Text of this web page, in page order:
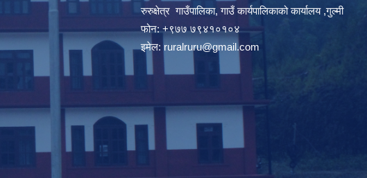
रुरुक्षेत्र गाउँपालिका, गाउँ कार्यपालिकाको कार्यालय ,गुल्मी
फोन: +९७७ ७९४१०१०४
इमेल: ruralruru@gmail.com